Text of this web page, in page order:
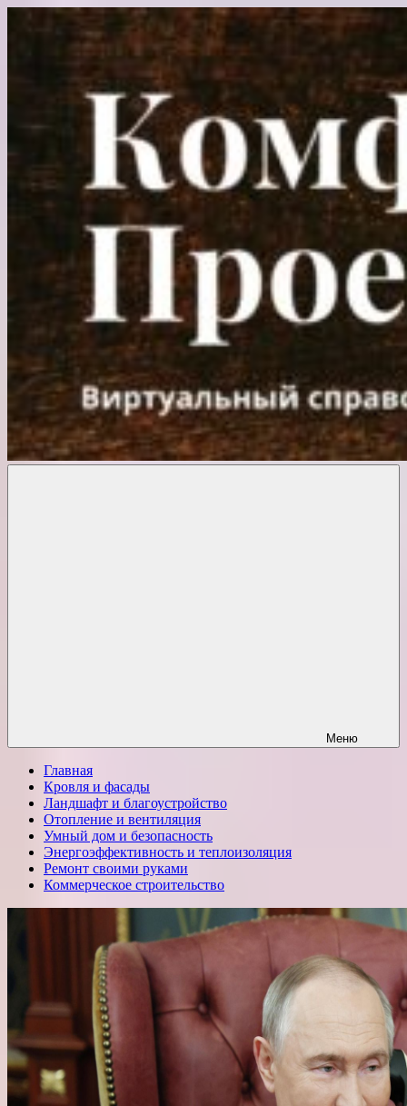
Перейти
содержимому
Меню
Главная
Кровля и фасады
Ландшафт и благоустройство
Отопление и вентиляция
Умный дом и безопасность
Энергоэффективность и теплоизоляция
Ремонт своими руками
Коммерческое строительство